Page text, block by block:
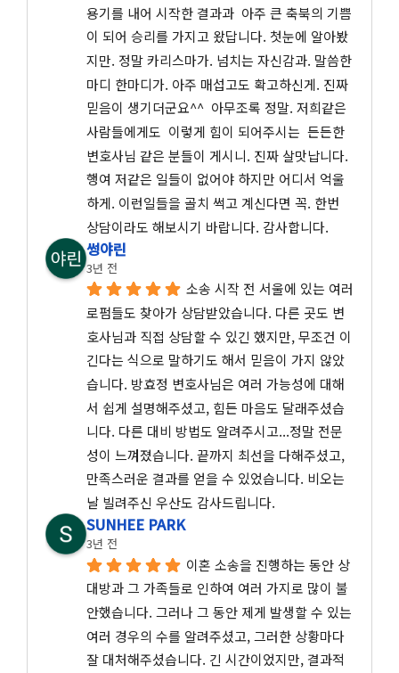
용기를 내어 시작한 결과과  아주 큰 축북의 기쁨
이 되어 승리를 가지고 왔답니다. 첫눈에 알아봤
지만. 정말 카리스마가. 넘치는 자신감과. 말씀한
마디 한마디가. 아주 매섭고도 확고하신게. 진짜
믿음이 생기더군요^^  아무조록 정말. 저희같은
사람들에게도  이렇게 힘이 되어주시는  든든한
변호사님 같은 분들이 게시니. 진짜 살맛납니다.
행여 저같은 일들이 없어야 하지만 어디서 억울
하게. 이런일들을 골치 썩고 계신다면 꼭. 한번
상담이라도 해보시기 바랍니다. 감사합니다.
썽야린
3년 전
소송 시작 전 서울에 있는 여러
로펌들도 찾아가 상담받았습니다. 다른 곳도 변
호사님과 직접 상담할 수 있긴 했지만, 무조건 이
긴다는 식으로 말하기도 해서 믿음이 가지 않았
습니다. 방효정 변호사님은 여러 가능성에 대해
서 쉽게 설명해주셨고, 힘든 마음도 달래주셨습
니다. 다른 대비 방법도 알려주시고...정말 전문
성이 느껴졌습니다. 끝까지 최선을 다해주셨고,
만족스러운 결과를 얻을 수 있었습니다. 비오는
날 빌려주신 우산도 감사드립니다.
SUNHEE PARK
3년 전
이혼 소송을 진행하는 동안 상
대방과 그 가족들로 인하여 여러 가지로 많이 불
안했습니다. 그러나 그 동안 제게 발생할 수 있는
여러 경우의 수를 알려주셨고, 그러한 상황마다
잘 대처해주셨습니다. 긴 시간이었지만, 결과적